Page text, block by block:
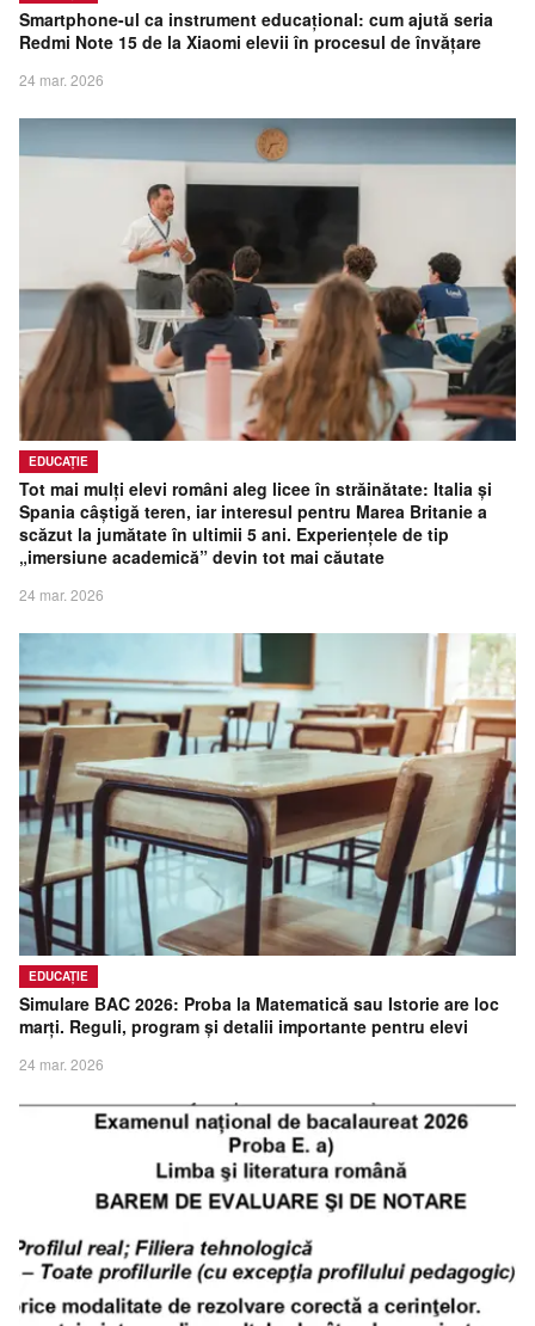
Smartphone-ul ca instrument educațional: cum ajută seria
Redmi Note 15 de la Xiaomi elevii în procesul de învățare
24 mar. 2026
EDUCAȚIE
Tot mai mulți elevi români aleg licee în străinătate: Italia și
Spania câștigă teren, iar interesul pentru Marea Britanie a
scăzut la jumătate în ultimii 5 ani. Experiențele de tip
„imersiune academică” devin tot mai căutate
24 mar. 2026
EDUCAȚIE
Simulare BAC 2026: Proba la Matematică sau Istorie are loc
marți. Reguli, program și detalii importante pentru elevi
24 mar. 2026